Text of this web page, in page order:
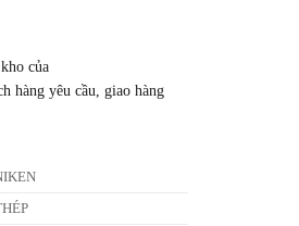
của
hàng yêu cầu, giao hàng